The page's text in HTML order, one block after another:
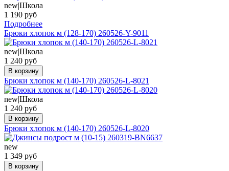
new|Школа
1 190 руб
Подробнее
Брюки хлопок м (128-170) 260526-Y-9011
new|Школа
1 240 руб
В корзину
Брюки хлопок м (140-170) 260526-L-8021
new|Школа
1 240 руб
В корзину
Брюки хлопок м (140-170) 260526-L-8020
new
1 349 руб
В корзину